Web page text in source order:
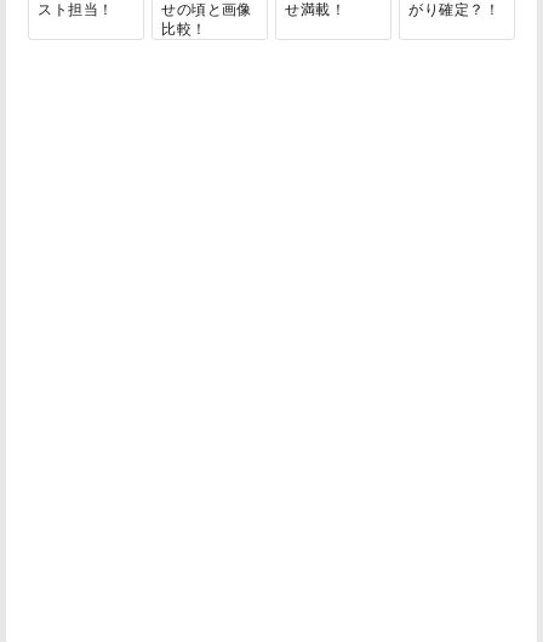
スト担当！
せの頃と画像
比較！
せ満載！
がり確定？！